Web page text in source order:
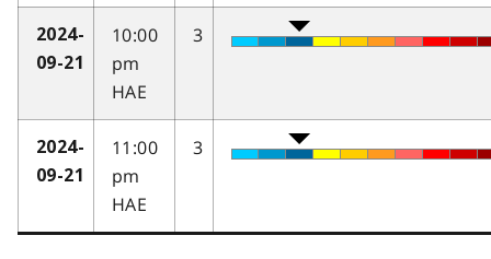
2024-
09-21
10:00
pm
HAE
3
2024-
09-21
11:00
pm
HAE
3